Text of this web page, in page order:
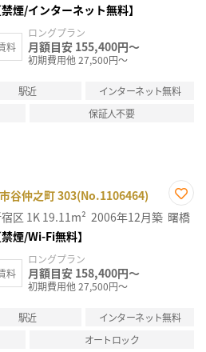
禁煙/インターネット無料】
料
ロングプラン
月額目安 155,400円～
初期費用他 27,500円～
駅近
インターネット無料
保証人不要
谷仲之町 303(No.1106464)
お気
に入
区 1K 19.11m² 2006年12月築 曙橋
禁煙/Wi-Fi無料】
料
ロングプラン
月額目安 158,400円～
初期費用他 27,500円～
駅近
インターネット無料
オートロック